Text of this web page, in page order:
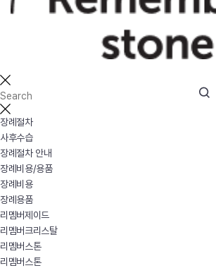
장례절차
사후수습
장례절차 안내
장례비용/용품
장례비용
장례용품
리멤버제이드
리멤버크리스탈
리멤버스톤
리멤버스톤